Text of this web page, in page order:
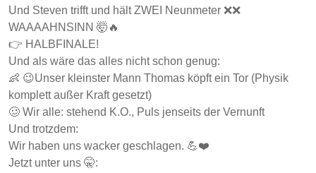
Und Steven trifft und hält ZWEI Neunmeter ❌❌
WAAAAHNSINN 🤯🔥
👉 HALBFINALE!
Und als wäre das alles nicht schon genug:
👶 😉Unser kleinster Mann Thomas köpft ein Tor (Physik
komplett außer Kraft gesetzt)
🥴 Wir alle: stehend K.O., Puls jenseits der Vernunft
Und trotzdem:
Wir haben uns wacker geschlagen. 💪❤️
Jetzt unter uns 🤫: